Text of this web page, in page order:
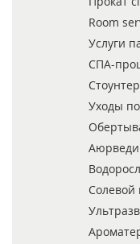
Room
Услуги
СПА-
Уходы
Солевой